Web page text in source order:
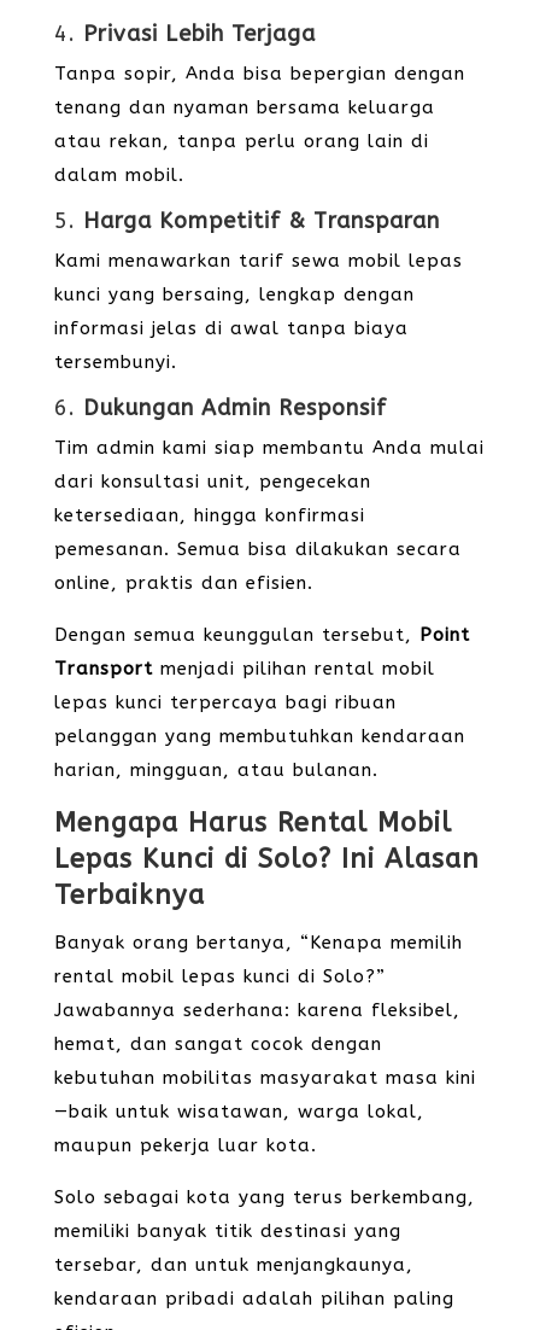
4. Privasi Lebih Terjaga
Tanpa sopir, Anda bisa bepergian dengan
tenang dan nyaman bersama keluarga
atau rekan, tanpa perlu orang lain di
dalam mobil.
5. Harga Kompetitif & Transparan
Kami menawarkan tarif sewa mobil lepas
kunci yang bersaing, lengkap dengan
informasi jelas di awal tanpa biaya
tersembunyi.
6. Dukungan Admin Responsif
Tim admin kami siap membantu Anda mulai
dari konsultasi unit, pengecekan
ketersediaan, hingga konfirmasi
pemesanan. Semua bisa dilakukan secara
online, praktis dan efisien.
Dengan semua keunggulan tersebut, Point
Transport menjadi pilihan rental mobil
lepas kunci terpercaya bagi ribuan
pelanggan yang membutuhkan kendaraan
harian, mingguan, atau bulanan.
Mengapa Harus Rental Mobil
Lepas Kunci di Solo? Ini Alasan
Terbaiknya
Banyak orang bertanya, “Kenapa memilih
rental mobil lepas kunci di Solo?”
Jawabannya sederhana: karena fleksibel,
hemat, dan sangat cocok dengan
kebutuhan mobilitas masyarakat masa kini
—baik untuk wisatawan, warga lokal,
maupun pekerja luar kota.
Solo sebagai kota yang terus berkembang,
memiliki banyak titik destinasi yang
tersebar, dan untuk menjangkaunya,
kendaraan pribadi adalah pilihan paling